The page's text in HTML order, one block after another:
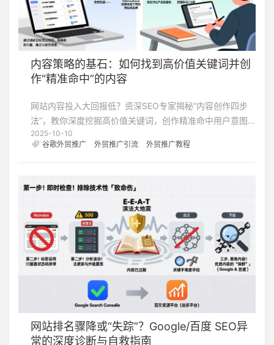
内容策略的基石：如何找到高价值关键词并创
作“精准命中”的内容
网站内容投入大回报低？资深SEO专家揭秘“内容创作四步
法”，教你深度挖掘高价值关键词，创作精准命中用户意图
的内容，提升排名与转化！
2025-10-10
谷歌外贸推广
外贸推广引流 外贸推广教程
网站排名骤降或“失踪”？Google/百度 SEO异
常的深度诊断与自救指南